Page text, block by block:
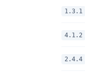
1.3.1
4.1.2
2.4.4